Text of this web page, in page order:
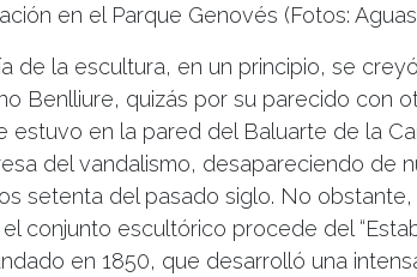
en el Parque Genovés (Fotos:
de la escultura, en un principio, se
Benlliure, quizás por su parecido con
estuvo en la pared del Baluarte de la
del vandalismo, desapareciendo de
setenta del pasado siglo. No
el conjunto escultórico procede del
en 1850, que desarrolló una